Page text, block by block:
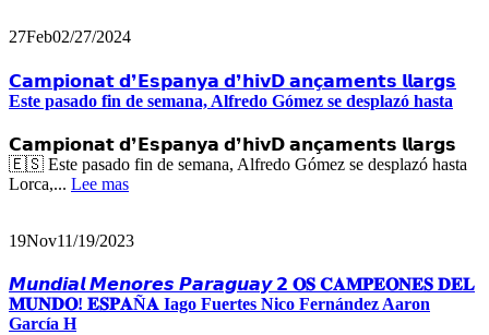
27Feb02/27/2024
𝗖𝗮𝗺𝗽𝗶𝗼𝗻𝗮𝘁 𝗱❜𝗘𝘀𝗽𝗮𝗻𝘆𝗮 𝗱❜𝗵𝗶𝘃𝗗 𝗮𝗻𝗰̧𝗮𝗺𝗲𝗻𝘁𝘀 𝗹𝗹𝗮𝗿𝗴𝘀
Este pasado fin de semana, Alfredo Gómez se desplazó hasta
𝗖𝗮𝗺𝗽𝗶𝗼𝗻𝗮𝘁 𝗱❜𝗘𝘀𝗽𝗮𝗻𝘆𝗮 𝗱❜𝗵𝗶𝘃𝗗 𝗮𝗻𝗰̧𝗮𝗺𝗲𝗻𝘁𝘀 𝗹𝗹𝗮𝗿𝗴𝘀
🇪🇸 Este pasado fin de semana, Alfredo Gómez se desplazó hasta
Lorca,... Lee mas
19Nov11/19/2023
𝙈𝙪𝙣𝙙𝙞𝙖𝙡 𝙈𝙚𝙣𝙤𝙧𝙚𝙨 𝙋𝙖𝙧𝙖𝙜𝙪𝙖𝙮 𝟮 𝐎𝐒 𝐂𝐀𝐌𝐏𝐄𝐎𝐍𝐄𝐒 𝐃𝐄𝐋
𝐌𝐔𝐍𝐃𝐎! 𝐄𝐒𝐏𝐀Ñ𝐀 Iago Fuertes Nico Fernández Aaron
García H